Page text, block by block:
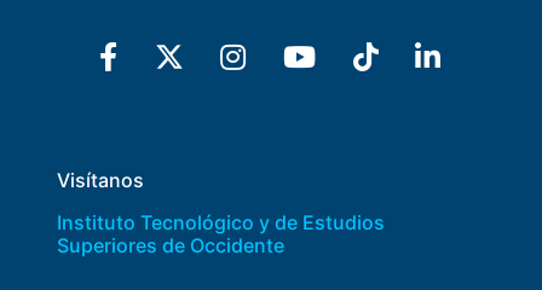
Visítanos
Instituto Tecnológico y de Estudios
Superiores de Occidente